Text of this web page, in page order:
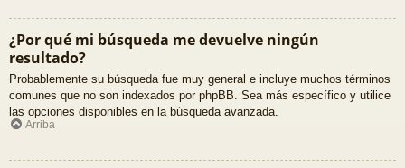
¿Por qué mi búsqueda me devuelve ningún
resultado?
Probablemente su búsqueda fue muy general e incluye muchos términos
comunes que no son indexados por phpBB. Sea más específico y utilice
las opciones disponibles en la búsqueda avanzada.
Arriba